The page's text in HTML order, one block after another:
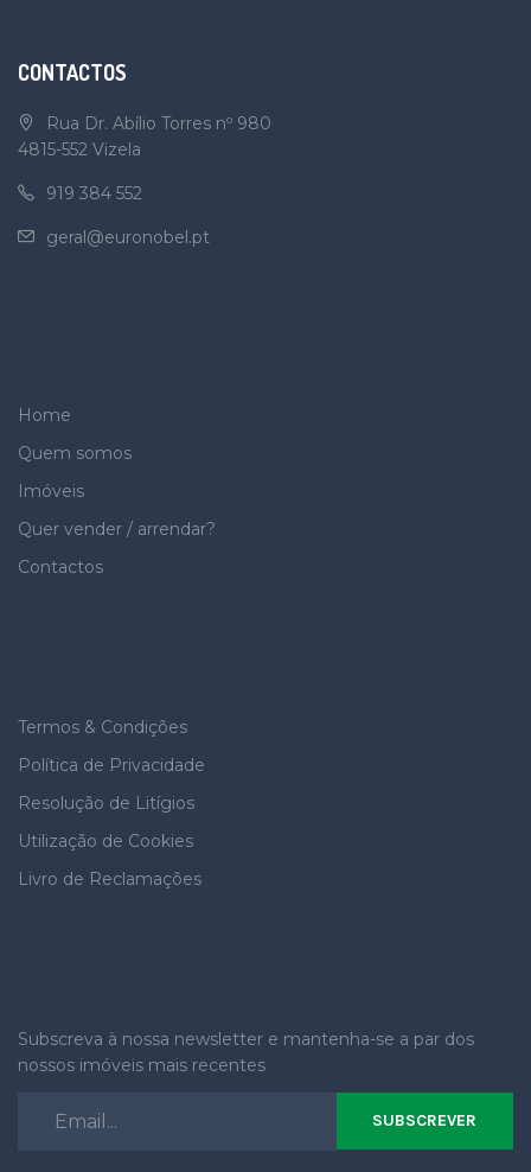
CONTACTOS
Rua Dr. Abílio Torres nº 980
4815-552 Vizela
919 384 552
geral@euronobel.pt
Home
Quem somos
Imóveis
Quer vender / arrendar?
Contactos
Termos & Condições
Política de Privacidade
Resolução de Litígios
Utilização de Cookies
Livro de Reclamações
Subscreva à nossa newsletter e mantenha-se a par dos
nossos imóveis mais recentes
SUBSCREVER